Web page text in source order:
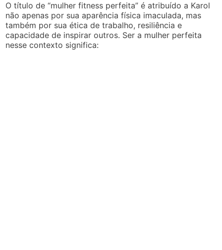
O título de “mulher fitness perfeita” é atribuído a Karol
não apenas por sua aparência física imaculada, mas
também por sua ética de trabalho, resiliência e
capacidade de inspirar outros. Ser a mulher perfeita
nesse contexto significa: